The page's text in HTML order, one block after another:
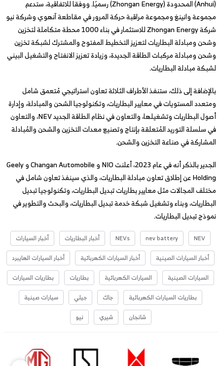
(Anhui) المحدودة (Zhongan Energy) رسميًا. ووفقا للاتفاقية، ستدعم
مجموعة وانينغ ومجموعة مراقبة حركة المرور في مقاطعة آنهوي وشركة نيو
شركة Zhongan Energy للاستثمار في بناء 1000 محطة متكاملة لتخزين
وشحن ومبادلة البطاريات لتعزيز التخطيط المفتوح والمشترك لشبكة تخزين
وشحن ومبادلة مركبات الطاقة الجديدة، وزيادة تعزيز الانفتاح والتشغيل البيني
لشبكة مبادلة البطاريات.
بالإضافة إلى ذلك، ستنفذ الأطراف الثلاثة تعاون استراتيجي مُتعمق شامل
ومتعدد المستويات في معايير البطاريات، وتكنولوجيا الشحن والمبادلة، وإدارة
أصول البطاريات وتشغيلها، والتعاون في نظام الطاقة الجديد NEV، والتعاون
في سلسلة التوريد المُتعلقة بإنتاج وتصنيع معدات التخزين والشحن والمُبادلة
المشاركة في صناعة التخزين والشحن.
الجدير بالذكر أنه في عام 2023، أعلنت NIO و Changan Automobile و Geely
Holding عن إطلاق تعاون مبادلة البطاريات، والذي سينفذ تعاون شامل في
مختلف المجالات مثل معايير بطاريات تبديل البطاريات، وتكنولوجيا تبديل
البطاريات، وبناء وتشغيل شبكة خدمة تبديل البطاريات، والبحث والتطوير في
نموذج تبديل البطاريات.
NEV
nev battery
NEVs أخبار البطاريات
أخبار السيارات
أخبار السيارات الصينية
أخبار السيارات الكهربائية
أخبار السيارات الهايبرد
السيارات الصينية
السيارات الكهربائية بطاريات
بطاريات السيارات
بطاريات السيارات الكهربائية
جاك جيلي
سيارات صينية
شانجان
شيري نيو